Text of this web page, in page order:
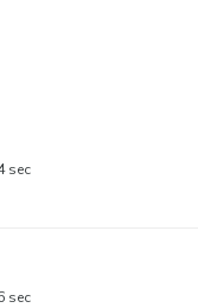
sec
sec